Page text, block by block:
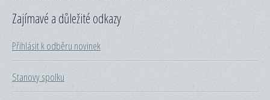
Zajímavé a důležité odkazy
Přihlásit k odběru novinek
Stanovy spolku